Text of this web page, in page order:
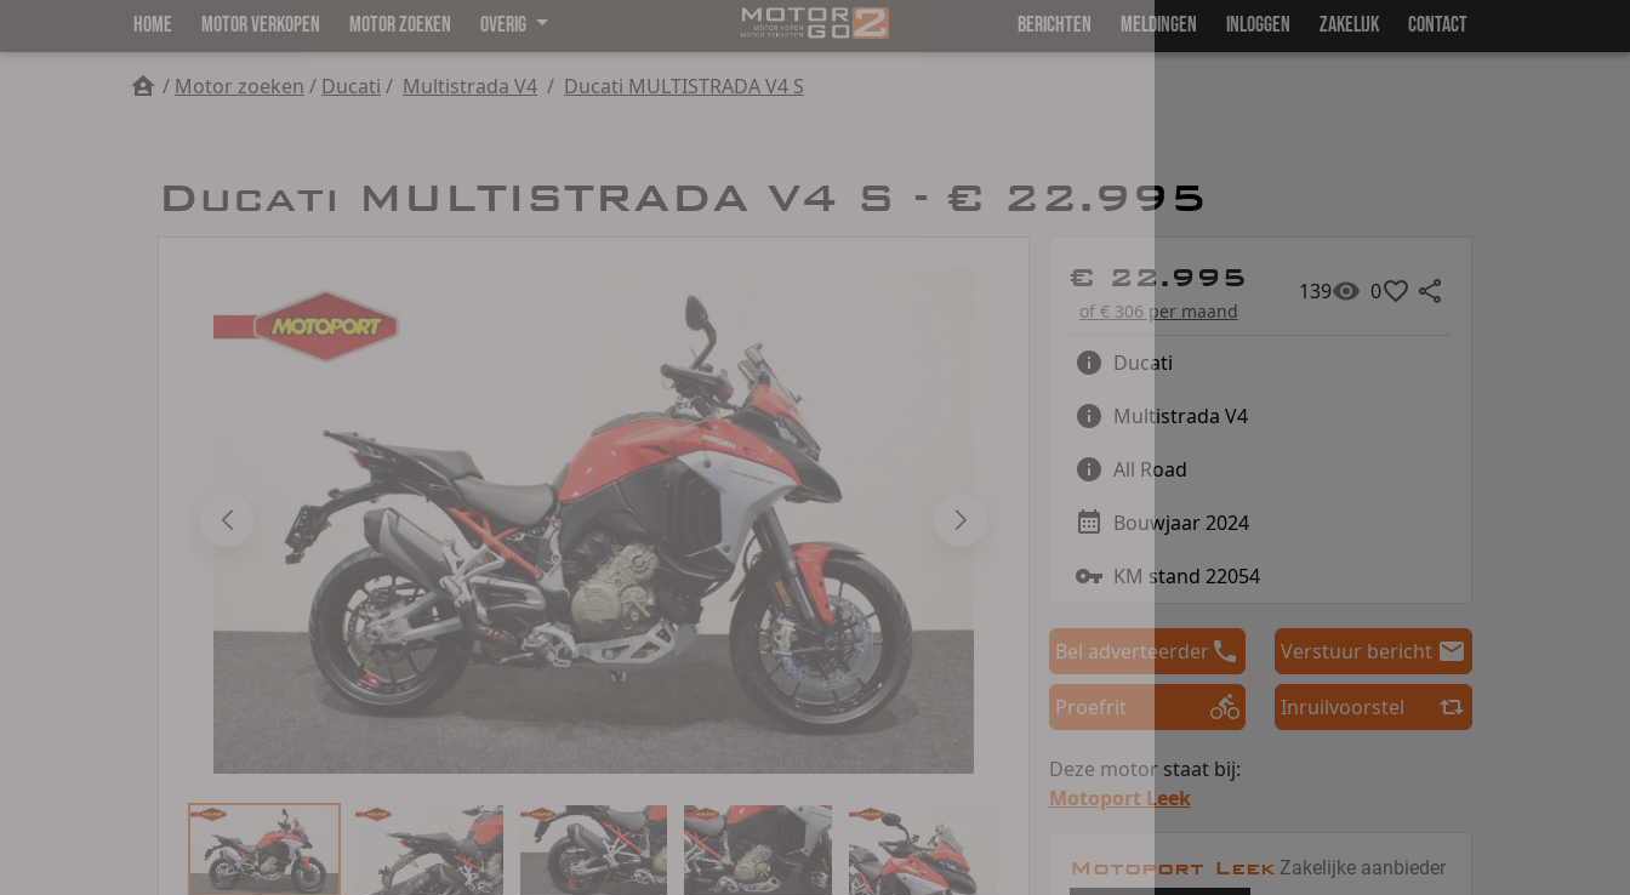
HOME MOTOR VERKOPEN MOTOR ZOEKEN OVERIG BERICHTEN MELDINGEN INLOGGEN ZAKELIJK CONTACT
/ Motor zoeken / Ducati / Multistrada V4 / Ducati MULTISTRADA V4 S
Ducati MULTISTRADA V4 S - € 22.995
€ 22.995
of € 306 per maand
139 0
Ducati
Multistrada V4
All Road
Bouwjaar 2024
KM stand 22054
Bel adverteerder Verstuur bericht
Proefrit Inruilvoorstel
Deze motor staat bij:
Motoport Leek
Motoport Leek Zakelijke aanbieder